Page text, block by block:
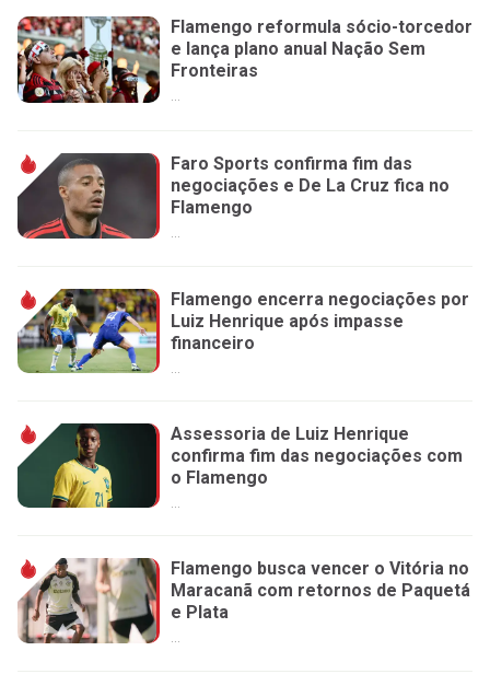
Flamengo reformula sócio-torcedor
e lança plano anual Nação Sem
Fronteiras
...
Faro Sports confirma fim das
negociações e De La Cruz fica no
Flamengo
...
Flamengo encerra negociações por
Luiz Henrique após impasse
financeiro
Assessoria de Luiz Henrique
confirma fim das negociações com
o Flamengo
...
Flamengo busca vencer o Vitória no
Maracanã com retornos de Paquetá
e Plata
...